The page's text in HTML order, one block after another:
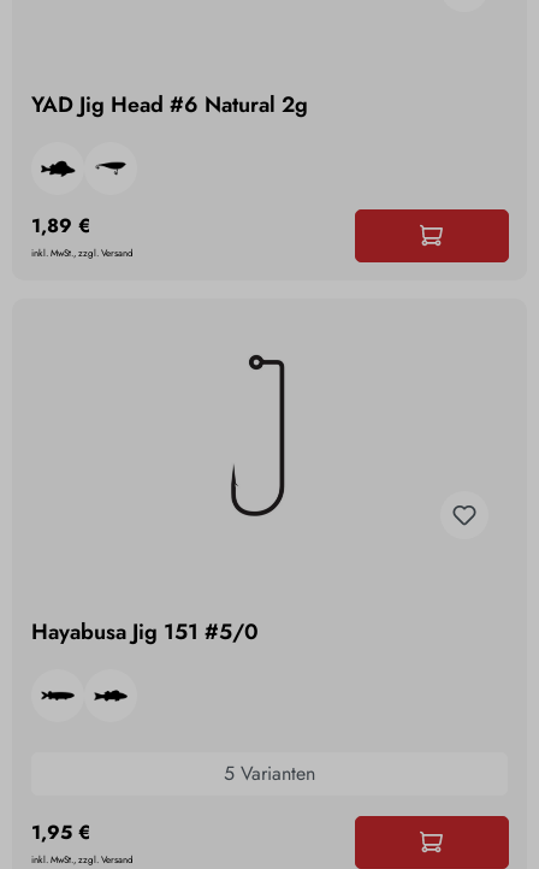
YAD Jig Head #6 Natural 2g
1,89 €
inkl. MwSt., zzgl. Versand
Hayabusa Jig 151 #5/0
5 Varianten
1,95 €
inkl. MwSt., zzgl. Versand